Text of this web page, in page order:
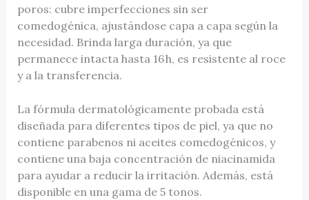
poros: cubre imperfecciones sin ser
comedogénica, ajustándose capa a capa según la
necesidad. Brinda larga duración, ya que
permanece intacta hasta 16 h, es resistente al roce
y a la transferencia.
La fórmula dermatológicamente probada está
diseñada para diferentes tipos de piel, ya que no
contiene parabenos ni aceites comedogénicos, y
contiene una baja concentración de niacinamida
para ayudar a reducir la irritación. Además, está
disponible en una gama de 5 tonos.